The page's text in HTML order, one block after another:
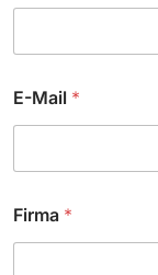
E-Mail *
u
r
Firma *